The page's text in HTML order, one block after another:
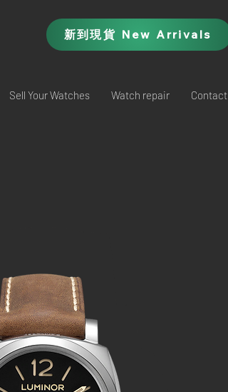
新到現貨 New Arrivals
Sell Your Watches Watch repair Contact